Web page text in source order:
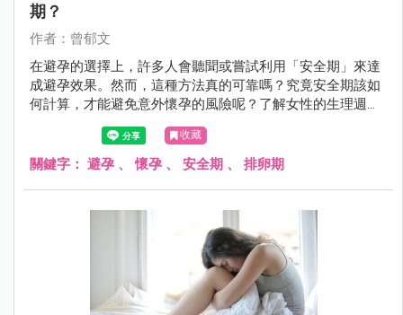
期？
作者：曾郁文
在避孕的選擇上，許多人會聽聞或嘗試利用「安全期」來達
成避孕效果。然而，這種方法真的可靠嗎？究竟安全期該如
何計算，才能避免意外懷孕的風險呢？了解女性的生理週期
運作，解析何時最容易受孕，才能去判斷安全期是否真的安
收藏
關鍵字： 避孕 、懷孕 、 安全期 、 排卵期